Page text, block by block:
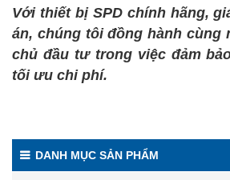
Với thiết bị SPD chính hãng,
án, chúng tôi đồng hành cùng
chủ đầu tư trong việc đảm
tối ưu chi phí.
DANH MỤC SẢN PHẨM